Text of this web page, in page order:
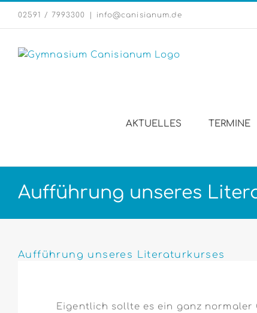
02591 / 7993300 info@canisianum.de
AKTUELLES TERMINE
Aufführung unseres
grösseres
Aufführung unseres Literaturkurses
Eigentlich sollte es ein ganz